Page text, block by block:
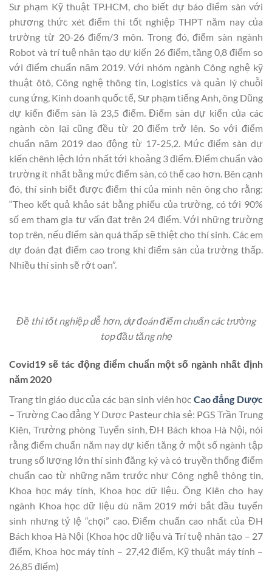
Sư phạm Kỹ thuật TP.HCM, cho biết dự báo điểm sàn với
phương thức xét điểm thi tốt nghiệp THPT năm nay của
trường từ 20-26 điểm/3 môn. Trong đó, điểm sàn ngành
Robot và trí tuệ nhân tạo dự kiến 26 điểm, tăng 0,8 điểm so
với điểm chuẩn năm 2019. Với nhóm ngành Công nghệ kỹ
thuật ôtô, Công nghệ thông tin, Logistics và quản lý chuỗi
cung ứng, Kinh doanh quốc tế, Sư phạm tiếng Anh, ông Dũng
dự kiến điểm sàn là 23,5 điểm. Điểm sàn dự kiến của các
ngành còn lại cũng đều từ 20 điểm trở lên. So với điểm
chuẩn năm 2019 dao động từ 17-25,2. Mức điểm sàn dự
kiến chênh lệch lớn nhất tới khoảng 3 điểm. Điểm chuẩn vào
trường ít nhất bằng mức điểm sàn, có thể cao hơn. Bên cạnh
đó, thí sinh biết được điểm thi của mình nên ông cho rằng:
“Theo kết quả khảo sát bằng phiếu của trường, có tới 90%
số em tham gia tư vấn đạt trên 24 điểm. Với những trường
top trên, nếu điểm sàn quá thấp sẽ thiệt cho thí sinh. Các em
dự đoán đạt điểm cao trong khi điểm sàn của trường thấp.
Nhiều thí sinh sẽ rớt oan”.
Đề thi tốt nghiệp dễ hơn, dự đoán điểm chuẩn các trường
top đầu tăng nhẹ
Covid19 sẽ tác động điểm chuẩn một số ngành nhất định
năm 2020
Trang tin giáo dục của các bạn sinh viên học Cao đẳng Dược
– Trường Cao đẳng Y Dược Pasteur chia sẻ: PGS Trần Trung
Kiên, Trưởng phòng Tuyển sinh, ĐH Bách khoa Hà Nội, nói
rằng điểm chuẩn năm nay dự kiến tăng ở một số ngành tập
trung số lượng lớn thí sinh đăng ký và có truyền thống điểm
chuẩn cao từ những năm trước như Công nghệ thông tin,
Khoa học máy tính, Khoa học dữ liệu. Ông Kiên cho hay
ngành Khoa học dữ liệu dù năm 2019 mới bắt đầu tuyển
sinh nhưng tỷ lệ “chọi” cao. Điểm chuẩn cao nhất của ĐH
Bách khoa Hà Nội (Khoa học dữ liệu và Trí tuệ nhân tạo – 27
điểm, Khoa học máy tính – 27,42 điểm, Kỹ thuật máy tính –
26,85 điểm)